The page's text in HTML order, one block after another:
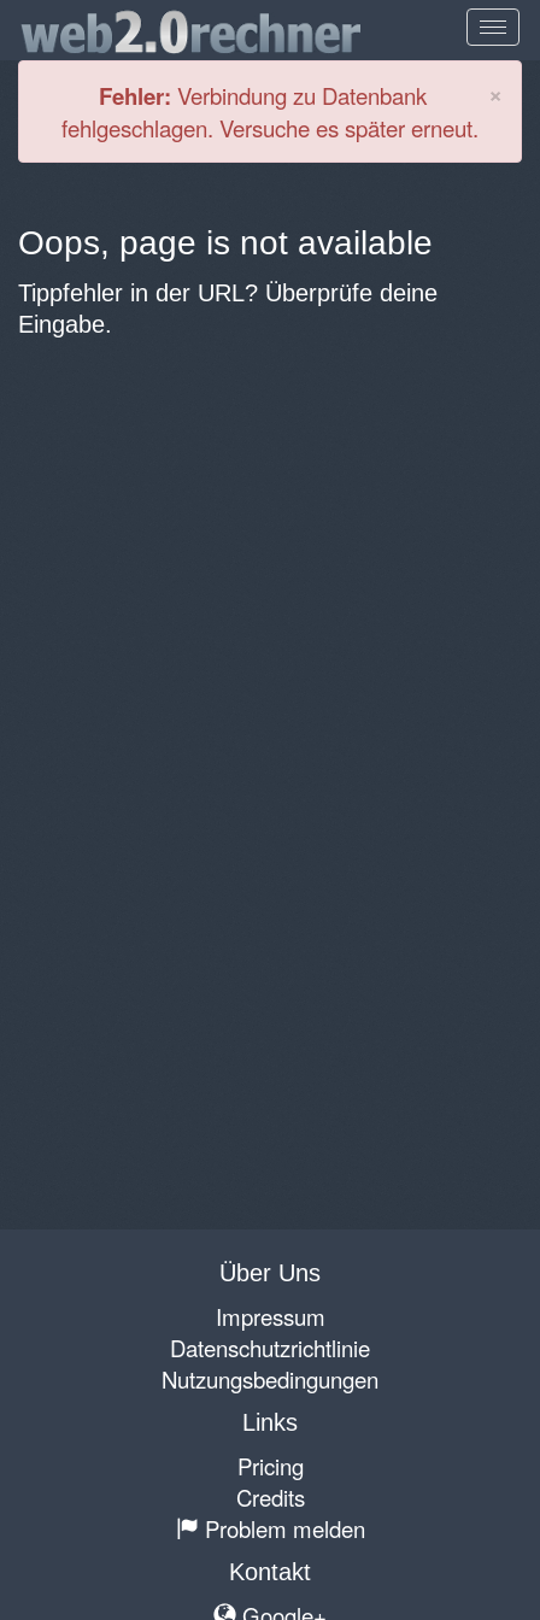
×
Fehler: Verbindung zu Datenbank
fehlgeschlagen. Versuche es später erneut.
Oops, page is not available
Tippfehler in der URL? Überprüfe deine
Eingabe.
Über Uns
Impressum
Datenschutzrichtlinie
Nutzungsbedingungen
Links
Pricing
Credits
Problem melden
Kontakt